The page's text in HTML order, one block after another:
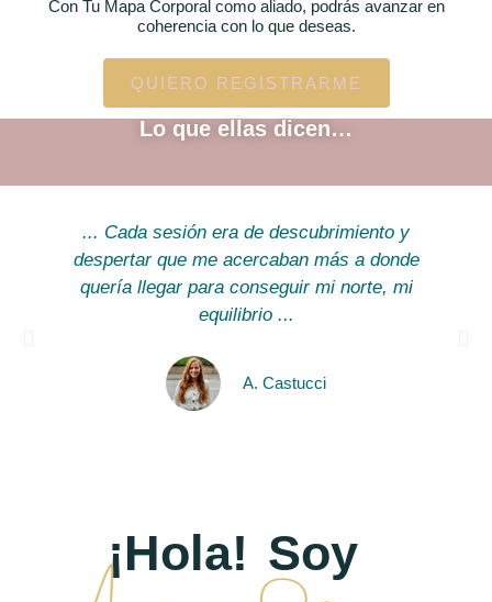
Con Tu Mapa Corporal como aliado, podrás avanzar en
coherencia con lo que deseas.
QUIERO REGISTRARME
Lo que ellas dicen…
... Cada sesión era de descubrimiento y
despertar que me acercaban más a donde
quería llegar para conseguir mi norte, mi
equilibrio ...
A. Castucci
¡Hola! Soy